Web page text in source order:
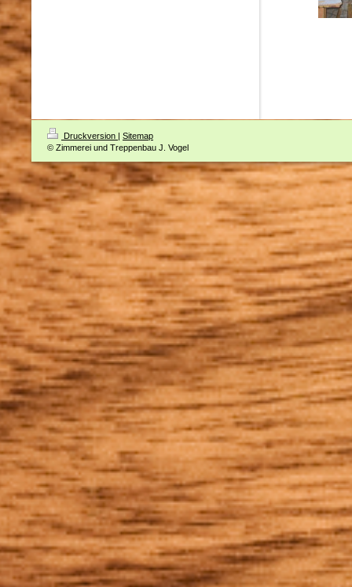
Druckversion | Sitemap
© Zimmerei und Treppenbau J. Vogel